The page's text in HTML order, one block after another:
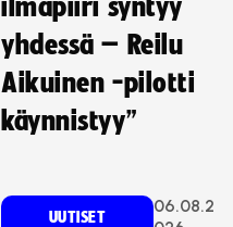
ilmapiiri syntyy
yhdessä – Reilu
Aikuinen -pilotti
käynnistyy”
UUTISET
06.08.2